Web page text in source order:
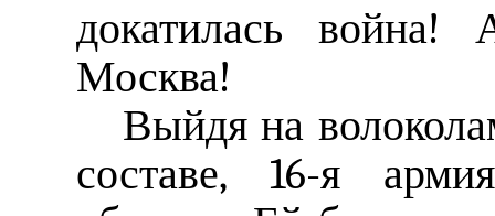
докатилась война!
Москва!
Выйдя на
составе, 16-я